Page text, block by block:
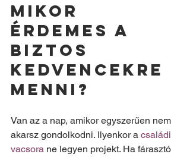
Mikor
érdemes a
biztos
kedvencekre
menni?
Van az a nap, amikor egyszerűen nem
akarsz gondolkodni. Ilyenkor a családi
vacsora ne legyen projekt. Ha fárasztó